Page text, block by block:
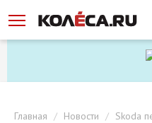
Главная Новости
Skoda